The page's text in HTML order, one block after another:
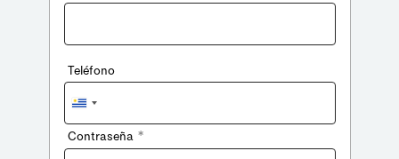
Teléfono
Uruguay
+598
Contraseña *